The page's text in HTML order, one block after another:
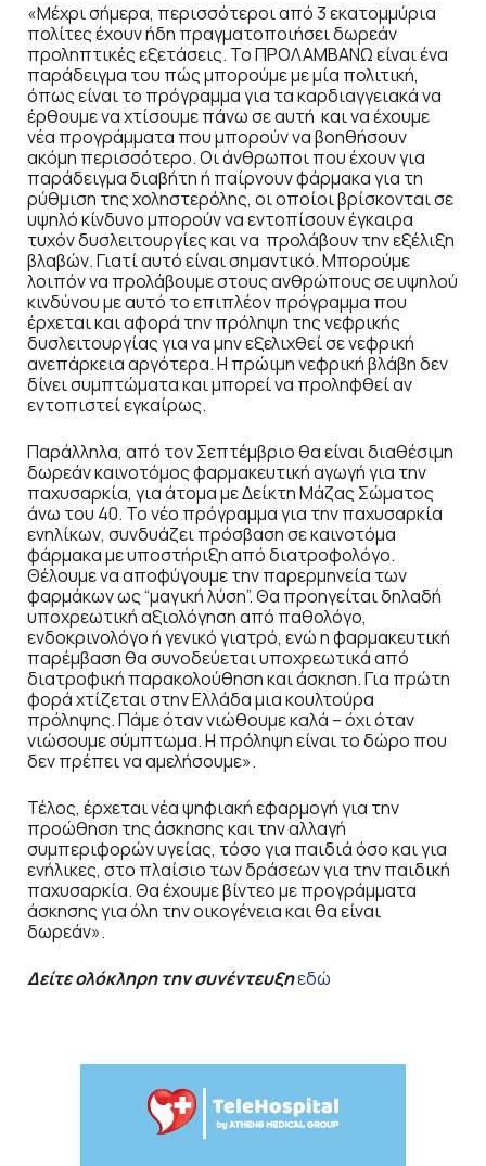
«Μέχρι σήμερα, περισσότεροι από 3 εκατομμύρια
πολίτες έχουν ήδη πραγματοποιήσει δωρεάν
προληπτικές εξετάσεις. Το ΠΡΟΛΑΜΒΑΝΩ είναι ένα
παράδειγμα του πώς μπορούμε με μία πολιτική,
όπως είναι το πρόγραμμα για τα καρδιαγγειακά να
έρθουμε να χτίσουμε πάνω σε αυτή και να έχουμε
νέα προγράμματα που μπορούν να βοηθήσουν
ακόμη περισσότερο. Οι άνθρωποι που έχουν για
παράδειγμα διαβήτη ή παίρνουν φάρμακα για τη
ρύθμιση της χοληστερόλης, οι οποίοι βρίσκονται σε
υψηλό κίνδυνο μπορούν να εντοπίσουν έγκαιρα
τυχόν δυσλειτουργίες και να προλάβουν την εξέλιξη
βλαβών. Γιατί αυτό είναι σημαντικό. Μπορούμε
λοιπόν να προλάβουμε στους ανθρώπους σε υψηλού
κινδύνου με αυτό το επιπλέον πρόγραμμα που
έρχεται και αφορά την πρόληψη της νεφρικής
δυσλειτουργίας για να μην εξελιχθεί σε νεφρική
ανεπάρκεια αργότερα. Η πρώιμη νεφρική βλάβη δεν
δίνει συμπτώματα και μπορεί να προληφθεί αν
εντοπιστεί εγκαίρως.
Παράλληλα, από τον Σεπτέμβριο θα είναι διαθέσιμη
δωρεάν καινοτόμος φαρμακευτική αγωγή για την
παχυσαρκία, για άτομα με Δείκτη Μάζας Σώματος
άνω του 40. Το νέο πρόγραμμα για την παχυσαρκία
ενηλίκων, συνδυάζει πρόσβαση σε καινοτόμα
φάρμακα με υποστήριξη από διατροφολόγο.
Θέλουμε να αποφύγουμε την παρερμηνεία των
φαρμάκων ως “μαγική λύση”. Θα προηγείται δηλαδή
υποχρεωτική αξιολόγηση από παθολόγο,
ενδοκρινολόγο ή γενικό γιατρό, ενώ η φαρμακευτική
παρέμβαση θα συνοδεύεται υποχρεωτικά από
διατροφική παρακολούθηση και άσκηση. Για πρώτη
φορά χτίζεται στην Ελλάδα μια κουλτούρα
πρόληψης. Πάμε όταν νιώθουμε καλά – όχι όταν
νιώσουμε σύμπτωμα. Η πρόληψη είναι το δώρο που
δεν πρέπει να αμελήσουμε».
Τέλος, έρχεται νέα ψηφιακή εφαρμογή για την
προώθηση της άσκησης και την αλλαγή
συμπεριφορών υγείας, τόσο για παιδιά όσο και για
ενήλικες, στο πλαίσιο των δράσεων για την παιδική
παχυσαρκία. Θα έχουμε βίντεο με προγράμματα
άσκησης για όλη την οικογένεια και θα είναι
δωρεάν».
Δείτε ολόκληρη την συνέντευξηεδώ